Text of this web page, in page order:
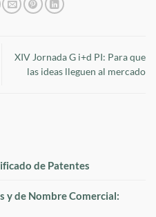
XIV Jornada G i+d PI: Para que
las ideas lleguen al mercado
de Patentes
y de Nombre Comercial: